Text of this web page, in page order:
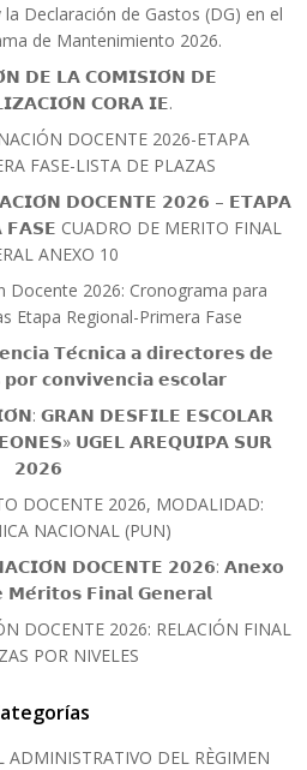
Declaración de Gastos (DG) en el
de Mantenimiento 2026.
𝗗𝗘 𝗟𝗔 𝗖𝗢𝗠𝗜𝗦𝗜𝗢́𝗡 𝗗𝗘
𝗖𝗢𝗥𝗔 𝗜𝗘.
DOCENTE 2026-ETAPA
FASE-LISTA DE PLAZAS
𝗗𝗢𝗖𝗘𝗡𝗧𝗘 𝟮𝟬𝟮𝟲 – 𝗘𝗧𝗔𝗣𝗔
CUADRO DE MERITO FINAL
ANEXO 10
Docente 2026: Cronograma para
Etapa Regional-Primera Fase
𝗧𝗲́𝗰𝗻𝗶𝗰𝗮 𝗮 𝗱𝗶𝗿𝗲𝗰𝘁𝗼𝗿𝗲𝘀 𝗱𝗲
𝗽𝗼𝗿 𝗰𝗼𝗻𝘃𝗶𝘃𝗲𝗻𝗰𝗶𝗮 𝗲𝘀𝗰𝗼𝗹𝗮𝗿
𝗚𝗥𝗔𝗡 𝗗𝗘𝗦𝗙𝗜𝗟𝗘 𝗘𝗦𝗖𝗢𝗟𝗔𝗥
𝗨𝗚𝗘𝗟 𝗔𝗥𝗘𝗤𝗨𝗜𝗣𝗔 𝗦𝗨𝗥
𝟮𝟬𝟮𝟲
DOCENTE 2026, MODALIDAD:
NACIONAL (PUN)
𝗗𝗢𝗖𝗘𝗡𝗧𝗘 𝟮𝟬𝟮𝟲: 𝗔𝗻𝗲𝘅𝗼
𝗙𝗶𝗻𝗮𝗹 𝗚𝗲𝗻𝗲𝗿𝗮𝗹
DOCENTE 2026: RELACIÓN FINAL
POR NIVELES
ADMINISTRATIVO DEL RÈGIMEN